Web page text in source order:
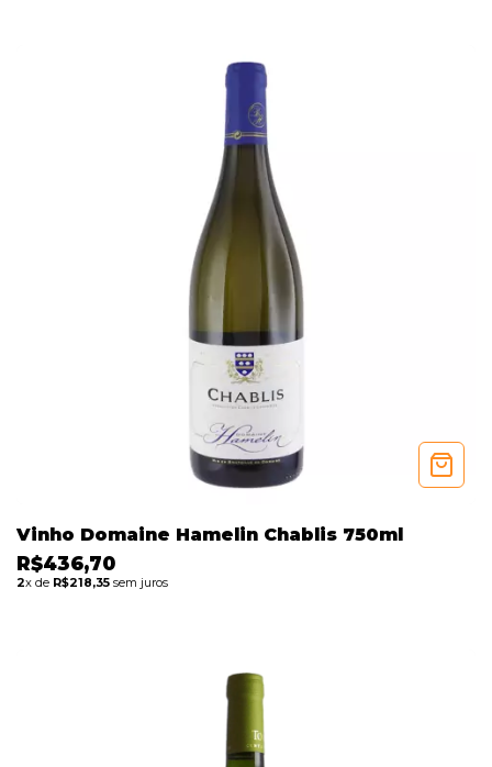
Vinho Domaine Hamelin Chablis 750ml
R$436,70
2x de R$218,35 sem juros